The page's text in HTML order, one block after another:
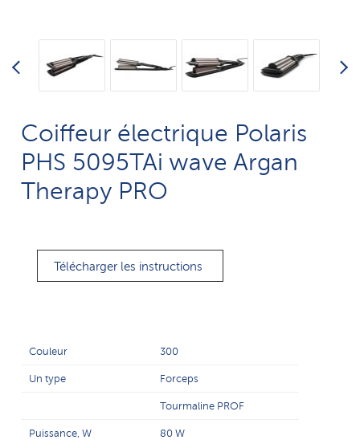
Coiffeur électrique Polaris
PHS 5095TAi wave Argan
Therapy PRO
Télécharger les instructions
Couleur 300
Un type Forceps
Tourmaline PROF
Puissance, W 80 W